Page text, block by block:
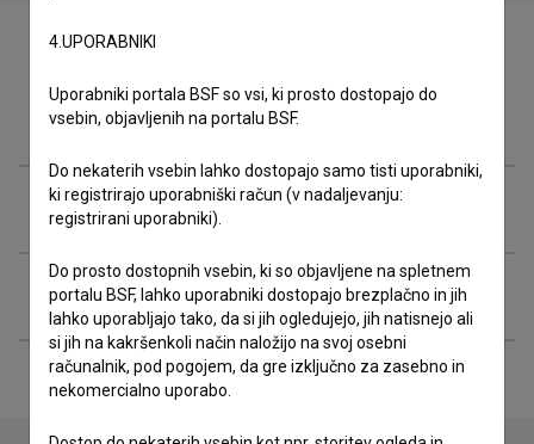
Ekipa
Glasba
Razširjeni podatki
4.UPORABNIKI
Uporabniki portala BSF so vsi, ki prosto dostopajo do
vsebin, objavljenih na portalu BSF.
Do nekaterih vsebin lahko dostopajo samo tisti uporabniki,
ki registrirajo uporabniški račun (v nadaljevanju:
registrirani uporabniki).
Do prosto dostopnih vsebin, ki so objavljene na spletnem
portalu BSF, lahko uporabniki dostopajo brezplačno in jih
lahko uporabljajo tako, da si jih ogledujejo, jih natisnejo ali
si jih na kakršenkoli način naložijo na svoj osebni
računalnik, pod pogojem, da gre izključno za zasebno in
nekomercialno uporabo.